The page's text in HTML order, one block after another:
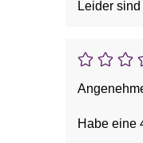
Leider
Habe eine